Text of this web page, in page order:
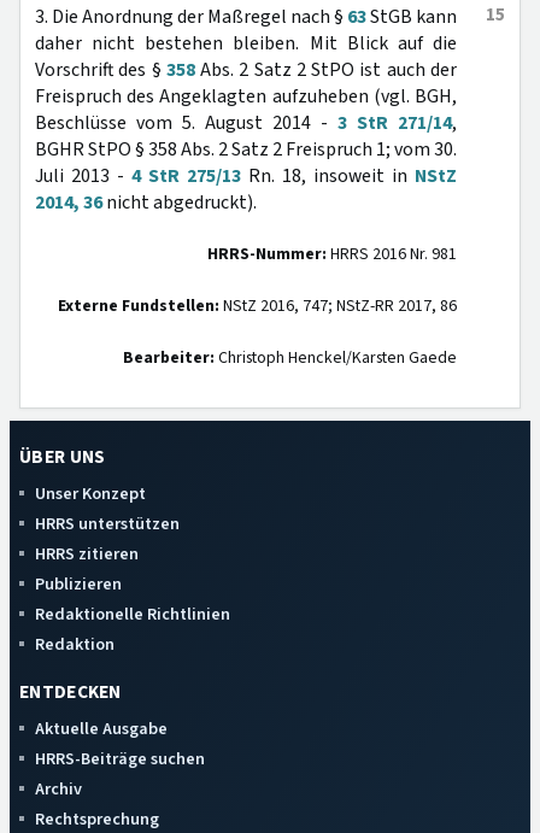
15
3. Die Anordnung der Maßregel nach § 63StGB kann
daher nicht bestehen bleiben. Mit Blick auf die
Vorschrift des § 358Abs. 2 Satz 2 StPO ist auch der
Freispruch des Angeklagten aufzuheben (vgl. BGH,
Beschlüsse vom 5. August 2014 - 3 StR 271/14,
BGHR StPO § 358 Abs. 2 Satz 2 Freispruch 1; vom 30.
Juli 2013 - 4 StR 275/13 Rn. 18, insoweit in NStZ
2014, 36nicht abgedruckt).
HRRS-Nummer: HRRS 2016 Nr. 981
Externe Fundstellen: NStZ 2016, 747; NStZ-RR 2017, 86
Bearbeiter: Christoph Henckel/Karsten Gaede
ÜBER UNS
Unser Konzept
HRRS unterstützen
HRRS zitieren
Publizieren
Redaktionelle Richtlinien
Redaktion
ENTDECKEN
Aktuelle Ausgabe
HRRS-Beiträge suchen
Archiv
Rechtsprechung